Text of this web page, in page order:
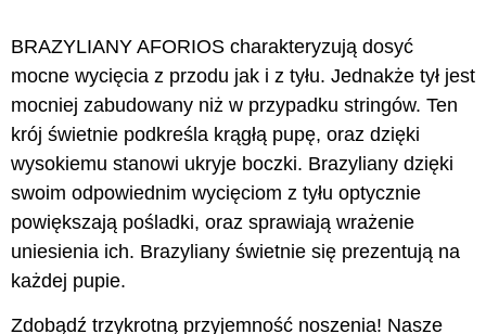
BRAZYLIANY AFORIOS charakteryzują dosyć
mocne wycięcia z przodu jak i z tyłu. Jednakże tył jest
mocniej zabudowany niż w przypadku stringów. Ten
krój świetnie podkreśla krągłą pupę, oraz dzięki
wysokiemu stanowi ukryje boczki. Brazyliany dzięki
swoim odpowiednim wycięciom z tyłu optycznie
powiększają pośladki, oraz sprawiają wrażenie
uniesienia ich. Brazyliany świetnie się prezentują na
każdej pupie.
Zdobądź trzykrotną przyjemność noszenia! Nasze